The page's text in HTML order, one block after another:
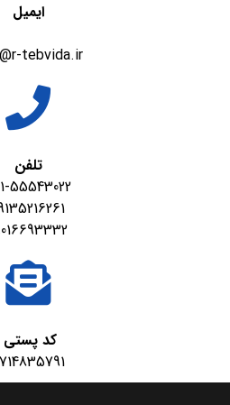
ایمیل
tebvida.ir
تلفن
55543022
کد پستی